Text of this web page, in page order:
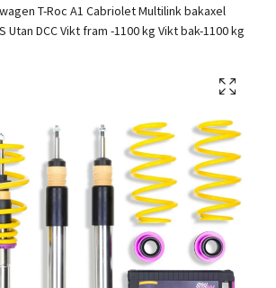
T-Roc A1 Cabriolet Multilink bakaxel
Utan DCC Vikt fram -1100 kg Vikt bak-1100 kg